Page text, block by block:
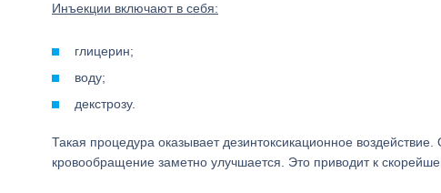
Инъекции включают в себя:
глицерин;
воду;
декстрозу.
Такая процедура оказывает дезинтоксикационное
кровообращение заметно улучшается. Это приводит к